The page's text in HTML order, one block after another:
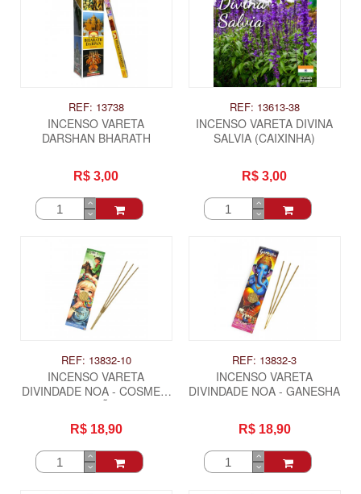
REF: 13738
INCENSO VARETA
DARSHAN BHARATH
R$ 3,00
REF: 13613-38
INCENSO VARETA DIVINA
SALVIA (CAIXINHA)
R$ 3,00
REF: 13832-10
INCENSO VARETA
DIVINDADE NOA - COSME E
DAMIÃO
R$ 18,90
REF: 13832-3
INCENSO VARETA
DIVINDADE NOA - GANESHA
R$ 18,90